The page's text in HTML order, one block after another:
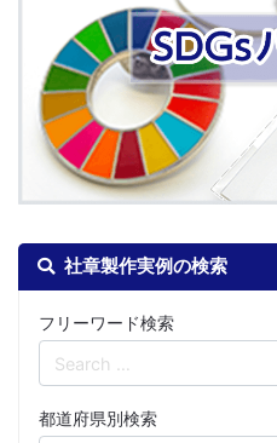
社章製作実例の検索
フリーワード検索
Search
都道府県別検索